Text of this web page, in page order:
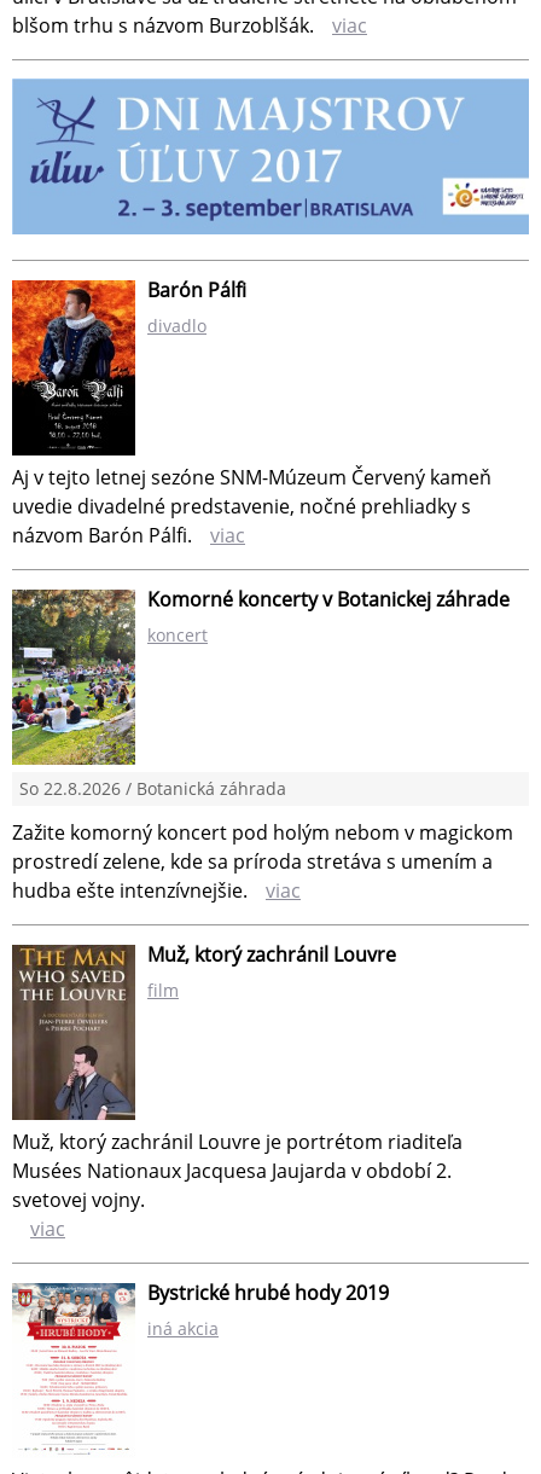
blšom trhu s názvom Burzoblšák.
viac
Barón Pálfi
divadlo
Aj v tejto letnej sezóne SNM-Múzeum Červený kameň
uvedie divadelné predstavenie, nočné prehliadky s
názvom Barón Pálfi.
viac
Komorné koncerty v Botanickej záhrade
koncert
So 22.8.2026 / Botanická záhrada
Zažite komorný koncert pod holým nebom v magickom
prostredí zelene, kde sa príroda stretáva s umením a
hudba ešte intenzívnejšie.
viac
Muž, ktorý zachránil Louvre
film
Muž, ktorý zachránil Louvre je portrétom riaditeľa
Musées Nationaux Jacquesa Jaujarda v období 2.
svetovej vojny.
viac
Bystrické hrubé hody 2019
iná akcia